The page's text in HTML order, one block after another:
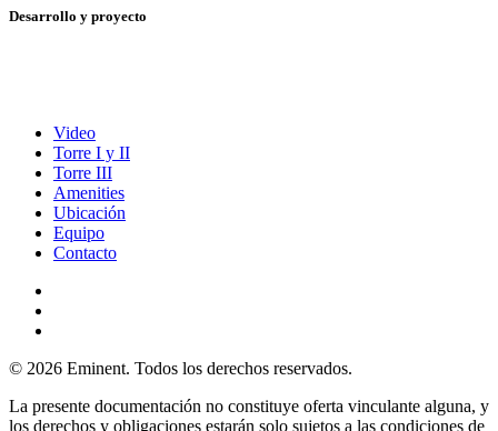
Desarrollo y proyecto
Video
Torre I y II
Torre III
Amenities
Ubicación
Equipo
Contacto
© 2026 Eminent. Todos los derechos reservados.
La presente documentación no constituye oferta vinculante alguna, y
los derechos y obligaciones estarán solo sujetos a las condiciones de